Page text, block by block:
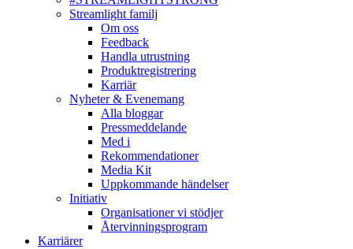
Streamlight familj
Om oss
Feedback
Handla utrustning
Produktregistrering
Karriär
Nyheter & Evenemang
Alla bloggar
Pressmeddelande
Med i
Rekommendationer
Media Kit
Uppkommande händelser
Initiativ
Organisationer vi stödjer
Återvinningsprogram
Karriärer